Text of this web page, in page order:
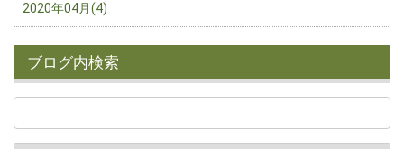
2020年04月(4)
ブログ内検索